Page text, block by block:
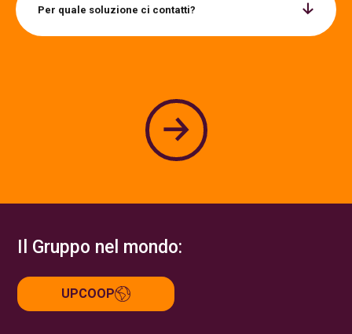
Per quale soluzione ci contatti?
Il Gruppo nel mondo:
UPCOOP